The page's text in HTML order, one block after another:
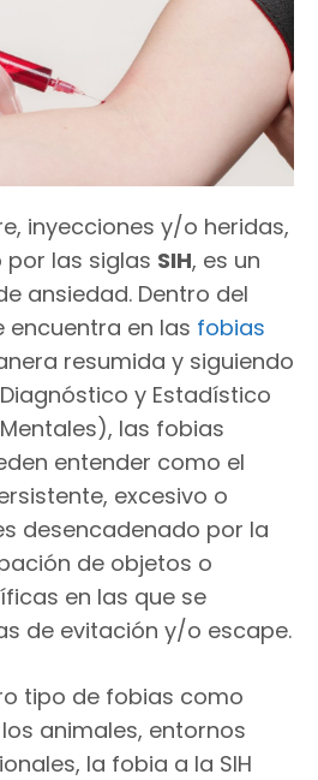
inyecciones y/o heridas,
las siglas SIH, es un
ansiedad. Dentro del
encuentra en las fobias
resumida y siguiendo
y Estadístico
las fobias
entender como el
excesivo o
desencadenado por la
de objetos o
en las que se
de evitación y/o escape.
tipo de fobias como
animales, entornos
la fobia a la SIH